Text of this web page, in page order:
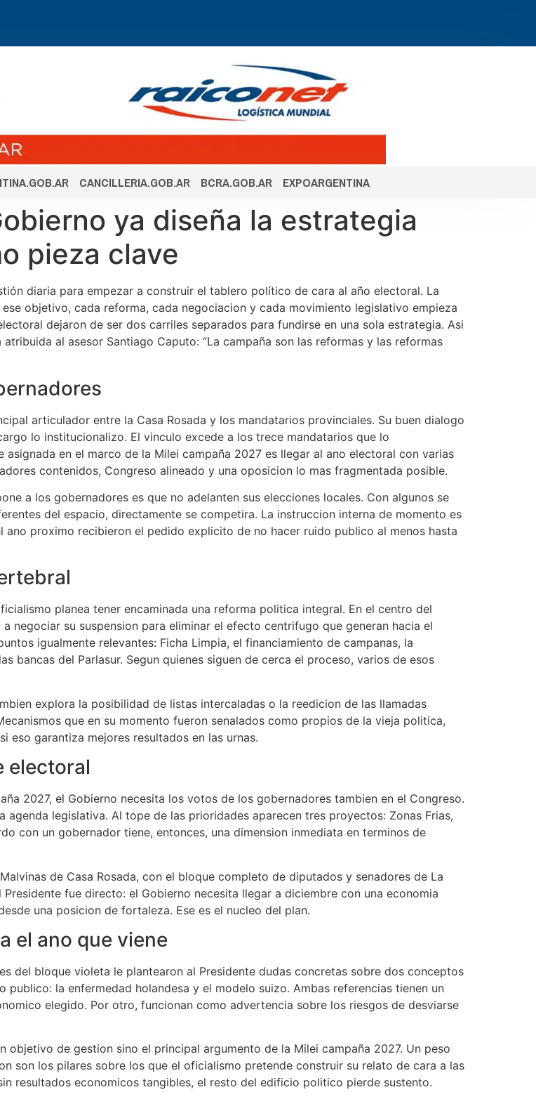
CANCILLERIA.GOB.AR BCRA.GOB.AR EXPOARGENTINA
ya diseña la estrategia
pieza clave
diaria para empezar a construir el tablero político de cara al año electoral. La
objetivo, cada reforma, cada negociacion y cada movimiento legislativo empieza
dejaron de ser dos carriles separados para fundirse en una sola estrategia. Asi
al asesor Santiago Caputo: “La campaña son las reformas y las reformas
articulador entre la Casa Rosada y los mandatarios provinciales. Su buen dialogo
lo institucionalizo. El vinculo excede a los trece mandatarios que lo
en el marco de la Milei campaña 2027 es llegar al ano electoral con varias
contenidos, Congreso alineado y una oposicion lo mas fragmentada posible.
a los gobernadores es que no adelanten sus elecciones locales. Con algunos se
del espacio, directamente se competira. La instruccion interna de momento es
proximo recibieron el pedido explicito de no hacer ruido publico al menos hasta
planea tener encaminada una reforma politica integral. En el centro del
negociar su suspension para eliminar el efecto centrifugo que generan hacia el
igualmente relevantes: Ficha Limpia, el financiamiento de campanas, la
bancas del Parlasur. Segun quienes siguen de cerca el proceso, varios de esos
explora la posibilidad de listas intercaladas o la reedicion de las llamadas
que en su momento fueron senalados como propios de la vieja politica,
eso garantiza mejores resultados en las urnas.
electoral
2027, el Gobierno necesita los votos de los gobernadores tambien en el Congreso.
legislativa. Al tope de las prioridades aparecen tres proyectos: Zonas Frias,
con un gobernador tiene, entonces, una dimension inmediata en terminos de
de Casa Rosada, con el bloque completo de diputados y senadores de La
fue directo: el Gobierno necesita llegar a diciembre con una economia
una posicion de fortaleza. Ese es el nucleo del plan.
el ano que viene
del bloque violeta le plantearon al Presidente dudas concretas sobre dos conceptos
la enfermedad holandesa y el modelo suizo. Ambas referencias tienen un
elegido. Por otro, funcionan como advertencia sobre los riesgos de desviarse
objetivo de gestion sino el principal argumento de la Milei campaña 2027. Un peso
son los pilares sobre los que el oficialismo pretende construir su relato de cara a las
resultados economicos tangibles, el resto del edificio politico pierde sustento.